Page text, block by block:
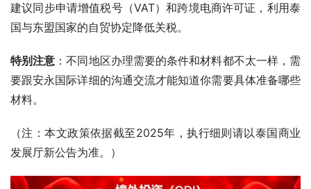
建议同步申请增值税号（VAT）和跨境电商许可证，利用泰
国与东盟国家的自贸协定降低关税。
特别注意 ：不同地区办理需要的条件和材料都不太一样，需
要跟安永国际详细的沟通交流才能知道你需要具体准备哪些
材料。
（注：本文政策依据截至2025年，执行细则请以泰国商业
发展厅新公告为准。）